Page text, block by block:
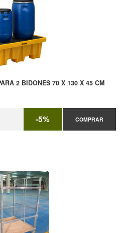
2 BIDONES 70 X 130 X 45 CM
-5% COMPRAR